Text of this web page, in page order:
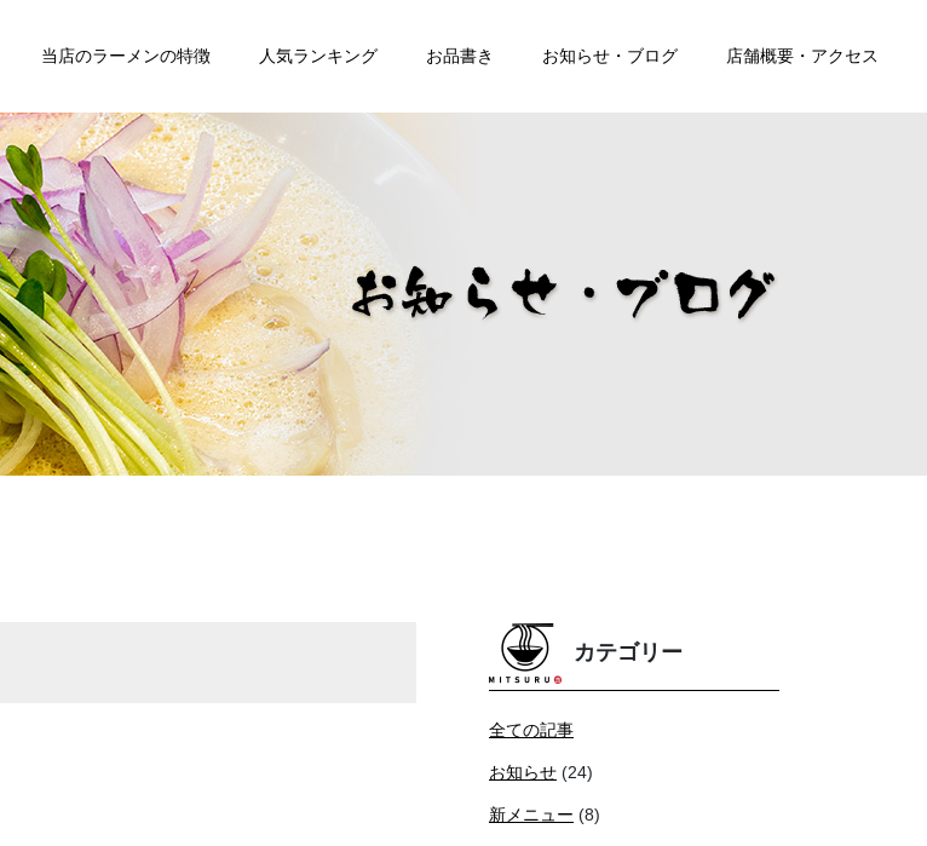
当店のラーメンの特徴 人気ランキング お品書き お知らせ・ブログ 店舗概要・アクセス
カテゴリー
全ての記事
お知らせ (24)
新メニュー (8)